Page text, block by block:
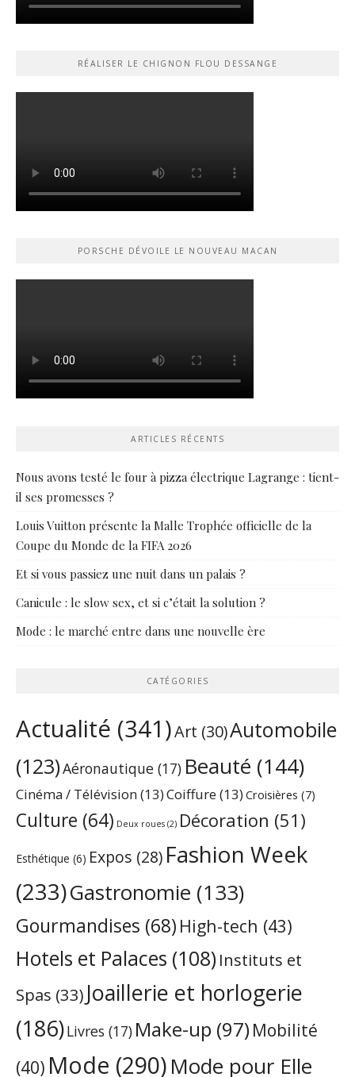
RÉALISER LE CHIGNON FLOU DESSANGE
PORSCHE DÉVOILE LE NOUVEAU MACAN
ARTICLES RÉCENTS
Nous avons testé le four à pizza électrique Lagrange : tient-
il ses promesses ?
Louis Vuitton présente la Malle Trophée officielle de la
Coupe du Monde de la FIFA 2026
Et si vous passiez une nuit dans un palais ?
Canicule : le slow sex, et si c’était la solution ?
Mode : le marché entre dans une nouvelle ère
CATÉGORIES
Actualité (341)Art (30)Automobile
(123)Aéronautique (17) Beauté (144)
Cinéma / Télévision(13)Coiffure(13) Croisières (7)
Culture (64) Deux roues (2) Décoration (51)
Esthétique (6) Expos (28) Fashion Week
(233)Gastronomie (133)
Gourmandises (68) High-tech (43)
Hotels et Palaces (108) Instituts et
Spas (33) Joaillerie et horlogerie
(186)Livres (17) Make-up (97) Mobilité
(40) Mode (290)Mode pour Elle